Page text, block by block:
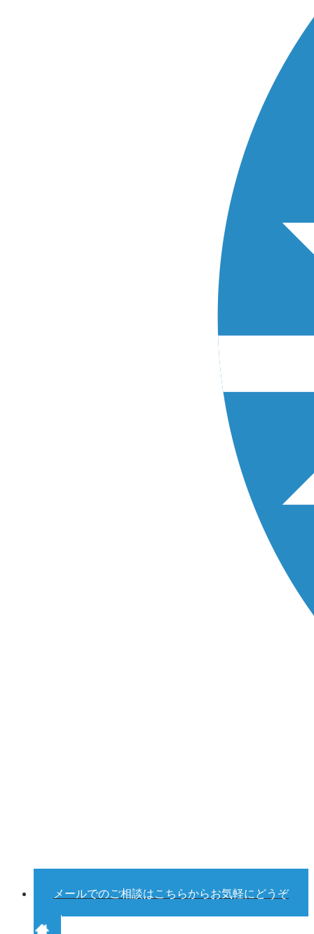
メールでのご相談はこちらからお気軽にどうぞ